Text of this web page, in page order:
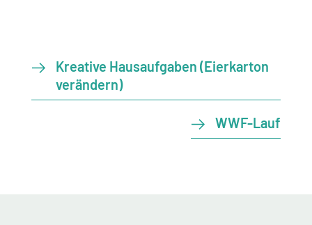
Kreative Hausaufgaben (Eierkarton
verändern)
WWF-Lauf